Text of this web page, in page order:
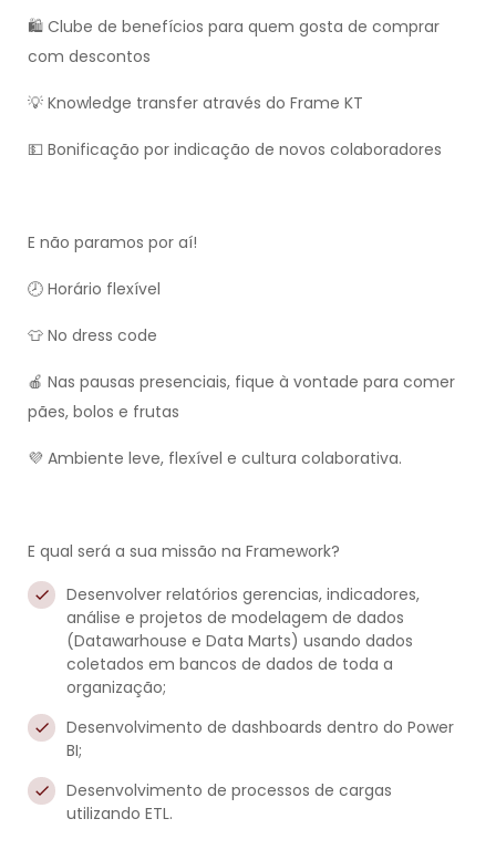
🛍️ Clube de benefícios para quem gosta de comprar
com descontos
💡 Knowledge transfer através do Frame KT
💵 Bonificação por indicação de novos colaboradores
E não paramos por aí!
🕗 Horário flexível
👕 No dress code
🍎 Nas pausas presenciais, fique à vontade para comer
pães, bolos e frutas
💜 Ambiente leve, flexível e cultura colaborativa.
E qual será a sua missão na Framework?
Desenvolver relatórios gerencias, indicadores,
análise e projetos de modelagem de dados
(Datawarhouse e Data Marts) usando dados
coletados em bancos de dados de toda a
organização;
Desenvolvimento de dashboards dentro do Power
BI;
Desenvolvimento de processos de cargas
utilizando ETL.